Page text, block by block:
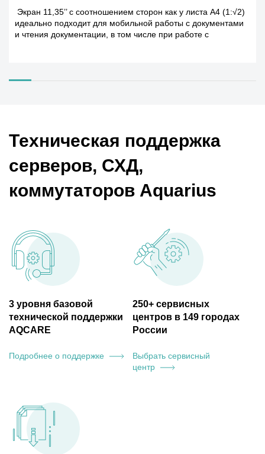
идеально подходит для мобильной работы с документами
и чтения документации, в том числе при работе с
удобно работать с любым типом информации. Корпус
Техническая поддержка
серверов, СХД,
коммутаторов Aquarius
3 уровня базовой
технической поддержки
AQCARE
Подробнее о поддержке
250+ сервисных
центров в 149 городах
России
Выбрать сервисный
центр